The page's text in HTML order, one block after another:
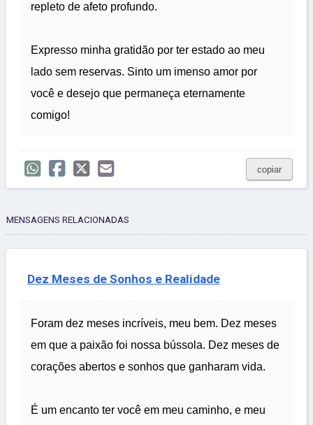
repleto de afeto profundo.
Expresso minha gratidão por ter estado ao meu
lado sem reservas. Sinto um imenso amor por
você e desejo que permaneça eternamente
comigo!
copiar
MENSAGENS RELACIONADAS
Dez Meses de Sonhos e Realidade
Foram dez meses incríveis, meu bem. Dez meses
em que a paixão foi nossa bússola. Dez meses de
corações abertos e sonhos que ganharam vida.
É um encanto ter você em meu caminho, e meu